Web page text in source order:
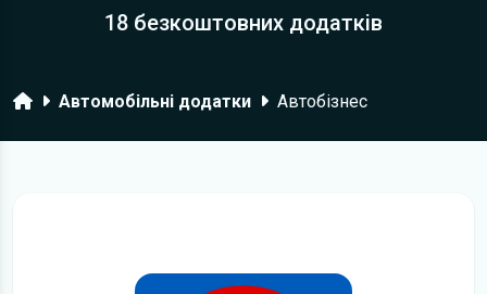
18 безкоштовних додатків
ГоловнаАвтомобільні додатки Автобізнес